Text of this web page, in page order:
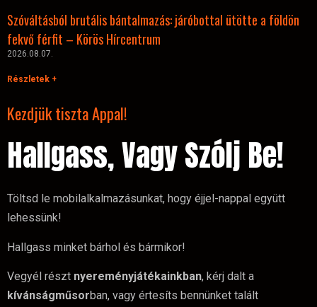
Szóváltásból brutális bántalmazás: járóbottal ütötte a földön
fekvő férfit – Körös Hírcentrum
2026.08.07.
Részletek +
Kezdjük tiszta Appal!
Hallgass, Vagy Szólj Be!
Töltsd le mobilalkalmazásunkat, hogy éjjel-nappal együtt
lehessünk!
Hallgass minket bárhol és bármikor!
Vegyél részt nyereményjátékainkban, kérj dalt a
kívánságműsorban, vagy értesíts bennünket talált